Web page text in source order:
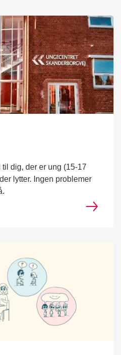
dig, der er ung (15-17
lytter. Ingen problemer